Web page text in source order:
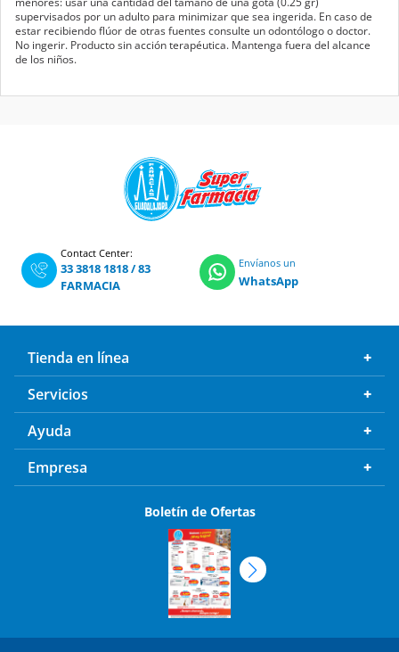
supervisados por un adulto para minimizar que sea ingerida. En caso de
estar recibiendo flúor de otras fuentes consulte un odontólogo o doctor.
No ingerir. Producto sin acción terapéutica. Mantenga fuera del alcance
de los niños.
Contact Center:
33 3818 1818/83
FARMACIA
Envíanos un
WhatsApp
Tienda en línea
Servicios
Ayuda
Empresa
Boletín de Ofertas